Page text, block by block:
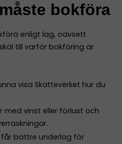
bokföra
enligt lag, oavsett
till varför bokföring är
visa Skatteverket hur du
med vinst eller förlust och
får bättre underlag för